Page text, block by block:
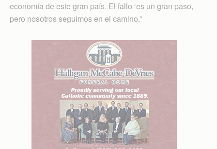
economía de este gran país. El fallo ‘es un gran paso,
pero nosotros seguimos en el camino.”